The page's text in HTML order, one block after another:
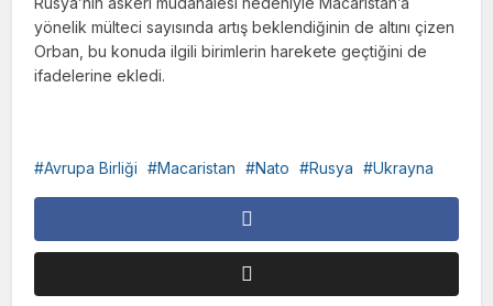
yönelik mülteci sayısında artış beklendiğinin de altını çizen
Orban, bu konuda ilgili birimlerin harekete geçtiğini de
ifadelerine ekledi.
Avrupa Birliği Macaristan Nato Rusya Ukrayna